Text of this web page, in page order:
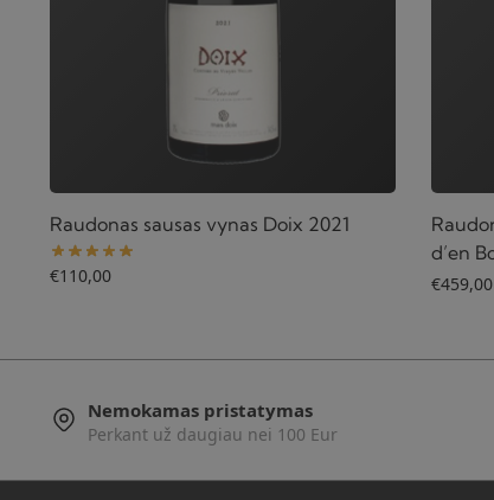
Raudonas sausas vynas Doix 2021
€110,00
d’en
€459,00
Nemokamas pristatymas
Perkant už daugiau nei 100 Eur